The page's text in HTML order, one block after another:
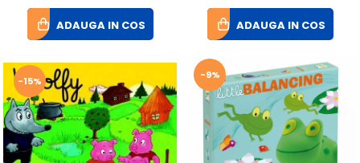
ADAUGA IN COS ADAUGA IN COS
-15% -9%